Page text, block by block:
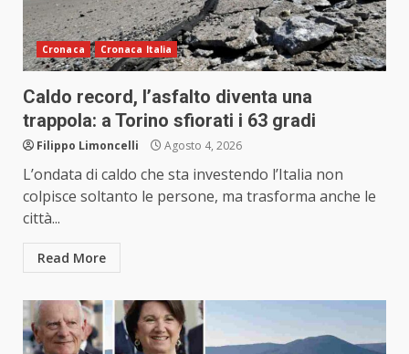
Cronaca Cronaca Italia
Caldo record, l’asfalto diventa una
trappola: a Torino sfiorati i 63 gradi
Filippo Limoncelli Agosto 4, 2026
L’ondata di caldo che sta investendo l’Italia non
colpisce soltanto le persone, ma trasforma anche le
città...
Read More